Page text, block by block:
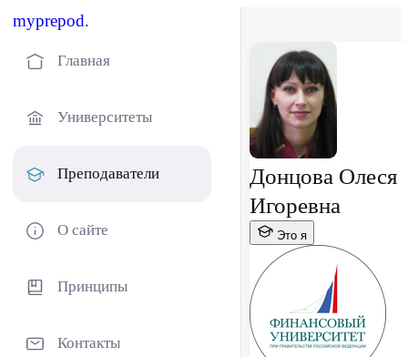
myprepod.
Главная
Университеты
Преподаватели
О сайте
Принципы
Контакты
Донцова Олеся
Игоревна
Это я